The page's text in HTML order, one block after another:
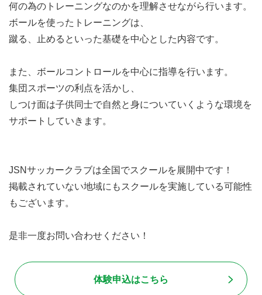
何の為のトレーニングなのかを理解させながら行います。
ボールを使ったトレーニングは、
蹴る、止めるといった基礎を中心とした内容です。
また、ボールコントロールを中心に指導を行います。
集団スポーツの利点を活かし、
しつけ面は子供同士で自然と身についていくような環境を
サポートしていきます。
JSNサッカークラブは全国でスクールを展開中です！
掲載されていない地域にもスクールを実施している可能性
もございます。
是非一度お問い合わせください！
体験申込はこちら